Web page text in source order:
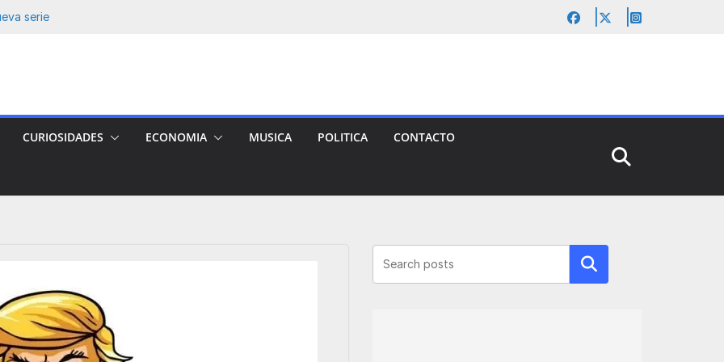
Figueroa con
víctima.
CURIOSIDADES ECONOMIA MUSICA POLITICA CONTACTO
Buscar